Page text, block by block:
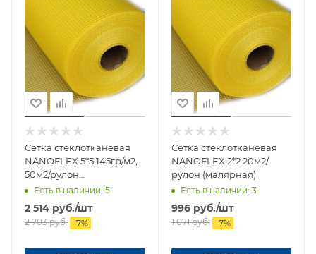
Сетка стеклотканевая
NANOFLEX 5*5.145гр/м2,
50м2/рулон
(штукатурная)
Есть в наличии: 5
2 514 руб./шт
2 703руб. -7%
Сетка стеклотканевая
NANOFLEX 2*2 20м2/
рулон (малярная)
Есть в наличии: 3
996руб./шт
1 071руб. -7%